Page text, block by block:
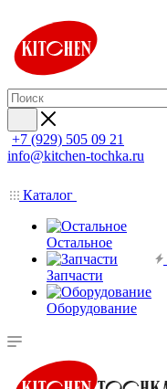
+7 (929) 505 09 21
info@kitchen-tochka.ru
Каталог
Остальное
Запчасти
Оборудование